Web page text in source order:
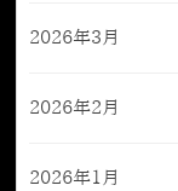
2026年3月
2026年2月
2026年1月